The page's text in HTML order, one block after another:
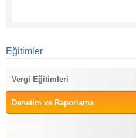
Eğitimler
Vergi Eğitimleri
Denetim ve Raporlama